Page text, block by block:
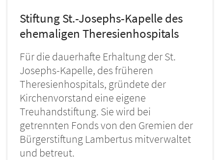
Stiftung St.-Josephs-Kapelle des
ehemaligen Theresienhospitals
Für die dauerhafte Erhaltung der St.
Josephs-Kapelle, des früheren
Theresienhospitals, gründete der
Kirchenvorstand eine eigene
Treuhandstiftung. Sie wird bei
getrennten Fonds von den Gremien der
Bürgerstiftung Lambertus mitverwaltet
und betreut.